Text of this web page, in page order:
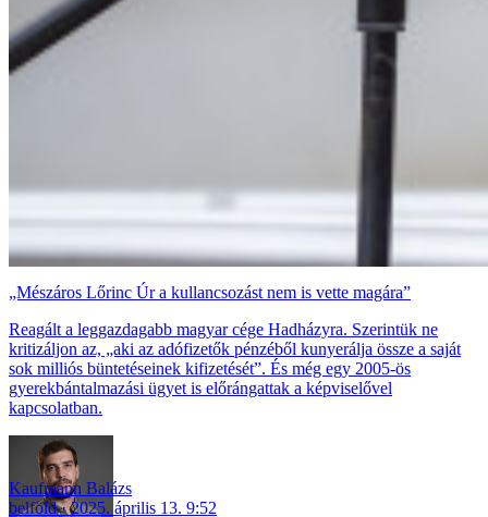
„Mészáros Lőrinc Úr a kullancsozást nem is vette magára”
Reagált a leggazdagabb magyar cége Hadházyra. Szerintük ne
kritizáljon az, „aki az adófizetők pénzéből kunyerálja össze a saját
sok milliós büntetéseinek kifizetését”. És még egy 2005-ös
gyerekbántalmazási ügyet is előrángattak a képviselővel
kapcsolatban.
Kaufmann Balázs
belföld
2025. április 13. 9:52